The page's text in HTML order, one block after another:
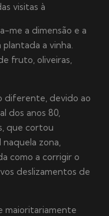
visitas à
me a dimensão e a
a vinha.
fruto, oliveiras,
diferente, devido ao
dos anos 80,
que cortou
zona,
como a corrigir o
deslizamentos de
maioritariamente